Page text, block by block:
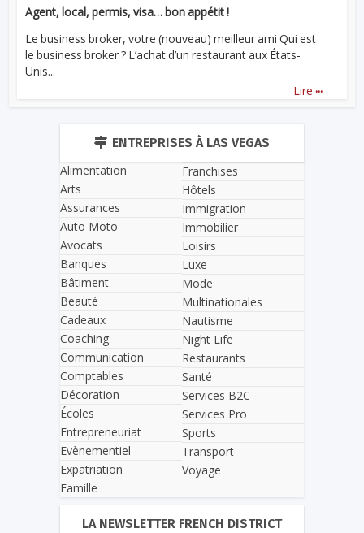
Agent, local, permis, visa… bon appétit !
Le business broker, votre (nouveau) meilleur ami Qui est
le business broker ? L’achat d’un restaurant aux États-
Unis...
Lire ...
ENTREPRISES À LAS VEGAS
Alimentation
Arts
Assurances
Auto Moto
Avocats
Banques
Bâtiment
Beauté
Cadeaux
Coaching
Communication
Comptables
Décoration
Écoles
Entrepreneuriat
Evènementiel
Expatriation
Famille
Franchises
Hôtels
Immigration
Immobilier
Loisirs
Luxe
Mode
Multinationales
Nautisme
Night Life
Restaurants
Santé
Services B2C
Services Pro
Sports
Transport
Voyage
LA NEWSLETTER FRENCH DISTRICT